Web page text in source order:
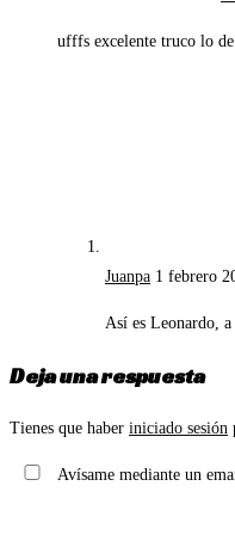
ufffs excelente truco lo
Juanpa 1 febrero
Así es Leonardo,
Deja una respuesta
Tienes que haber iniciado sesión
Avísame mediante un